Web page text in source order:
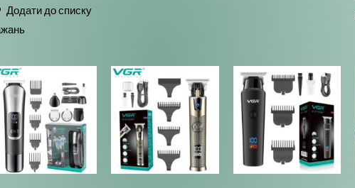
Додати до списку